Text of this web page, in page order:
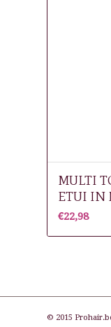
MULTI
ETUI IN
€22,98
© 2015